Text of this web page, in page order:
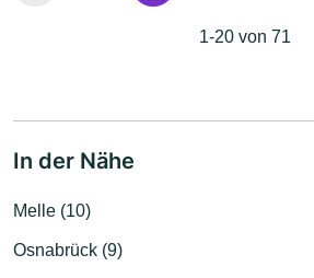
1-20 von 71
In der Nähe
Melle (10)
Osnabrück (9)